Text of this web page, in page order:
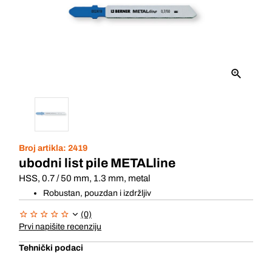
Broj artikla: 2419
ubodni list pile METALline
HSS, 0.7 / 50 mm, 1.3 mm, metal
Robustan, pouzdan i izdržljiv
(0)
Prvi napišite recenziju
Tehnički podaci